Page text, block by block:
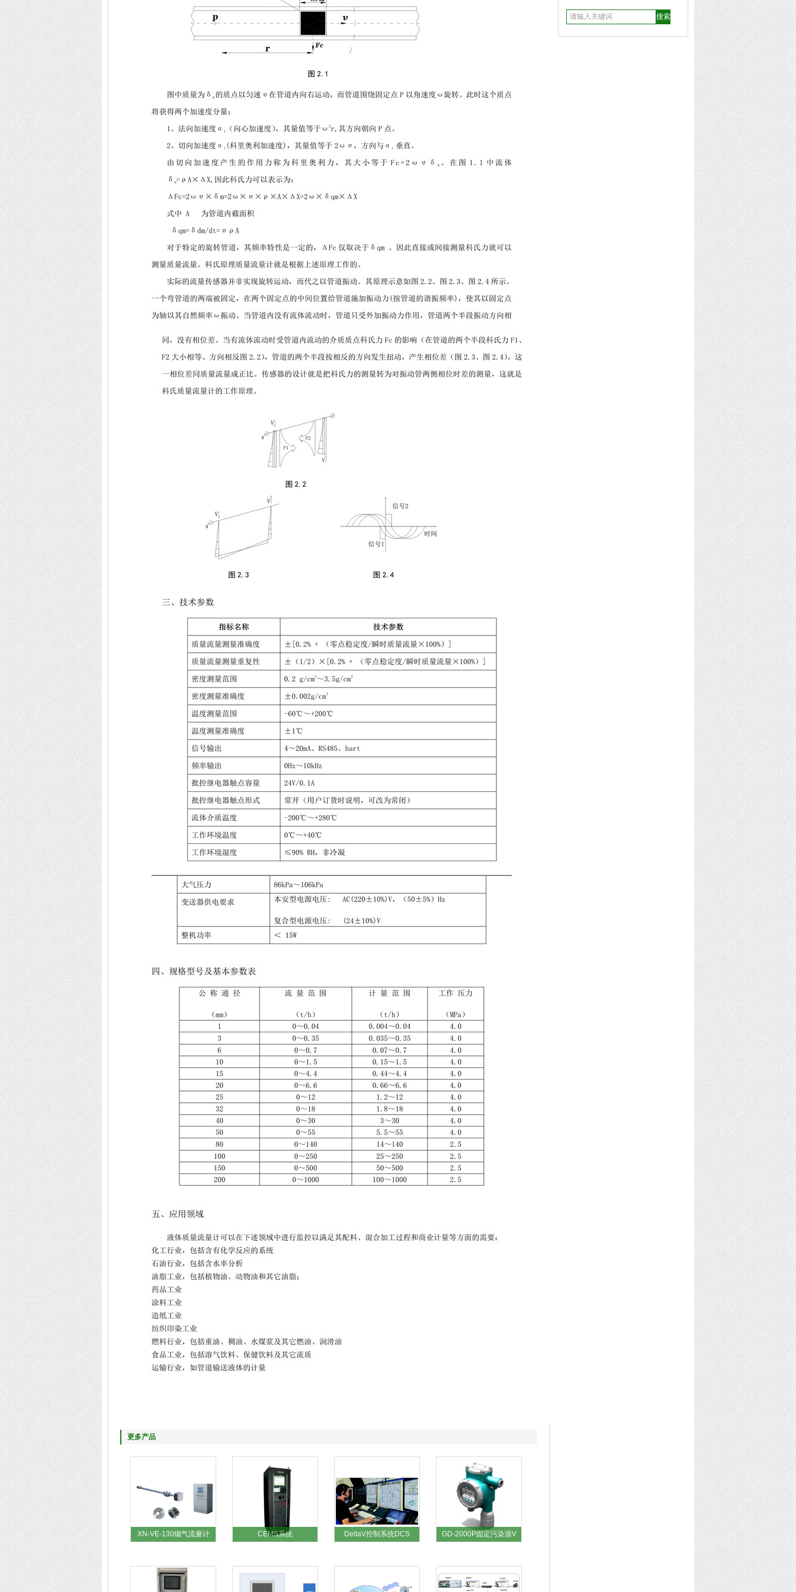
更多产品
XN-VE-130烟气流量计 CEMS系统 DeltaV控制系统DCS GD-2000P固定污染源V